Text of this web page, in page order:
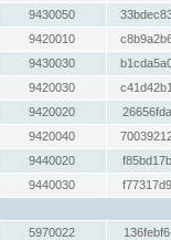
9430050
9420010
9430030
9420030
9420020
9420040
9440020
9440030
5970022